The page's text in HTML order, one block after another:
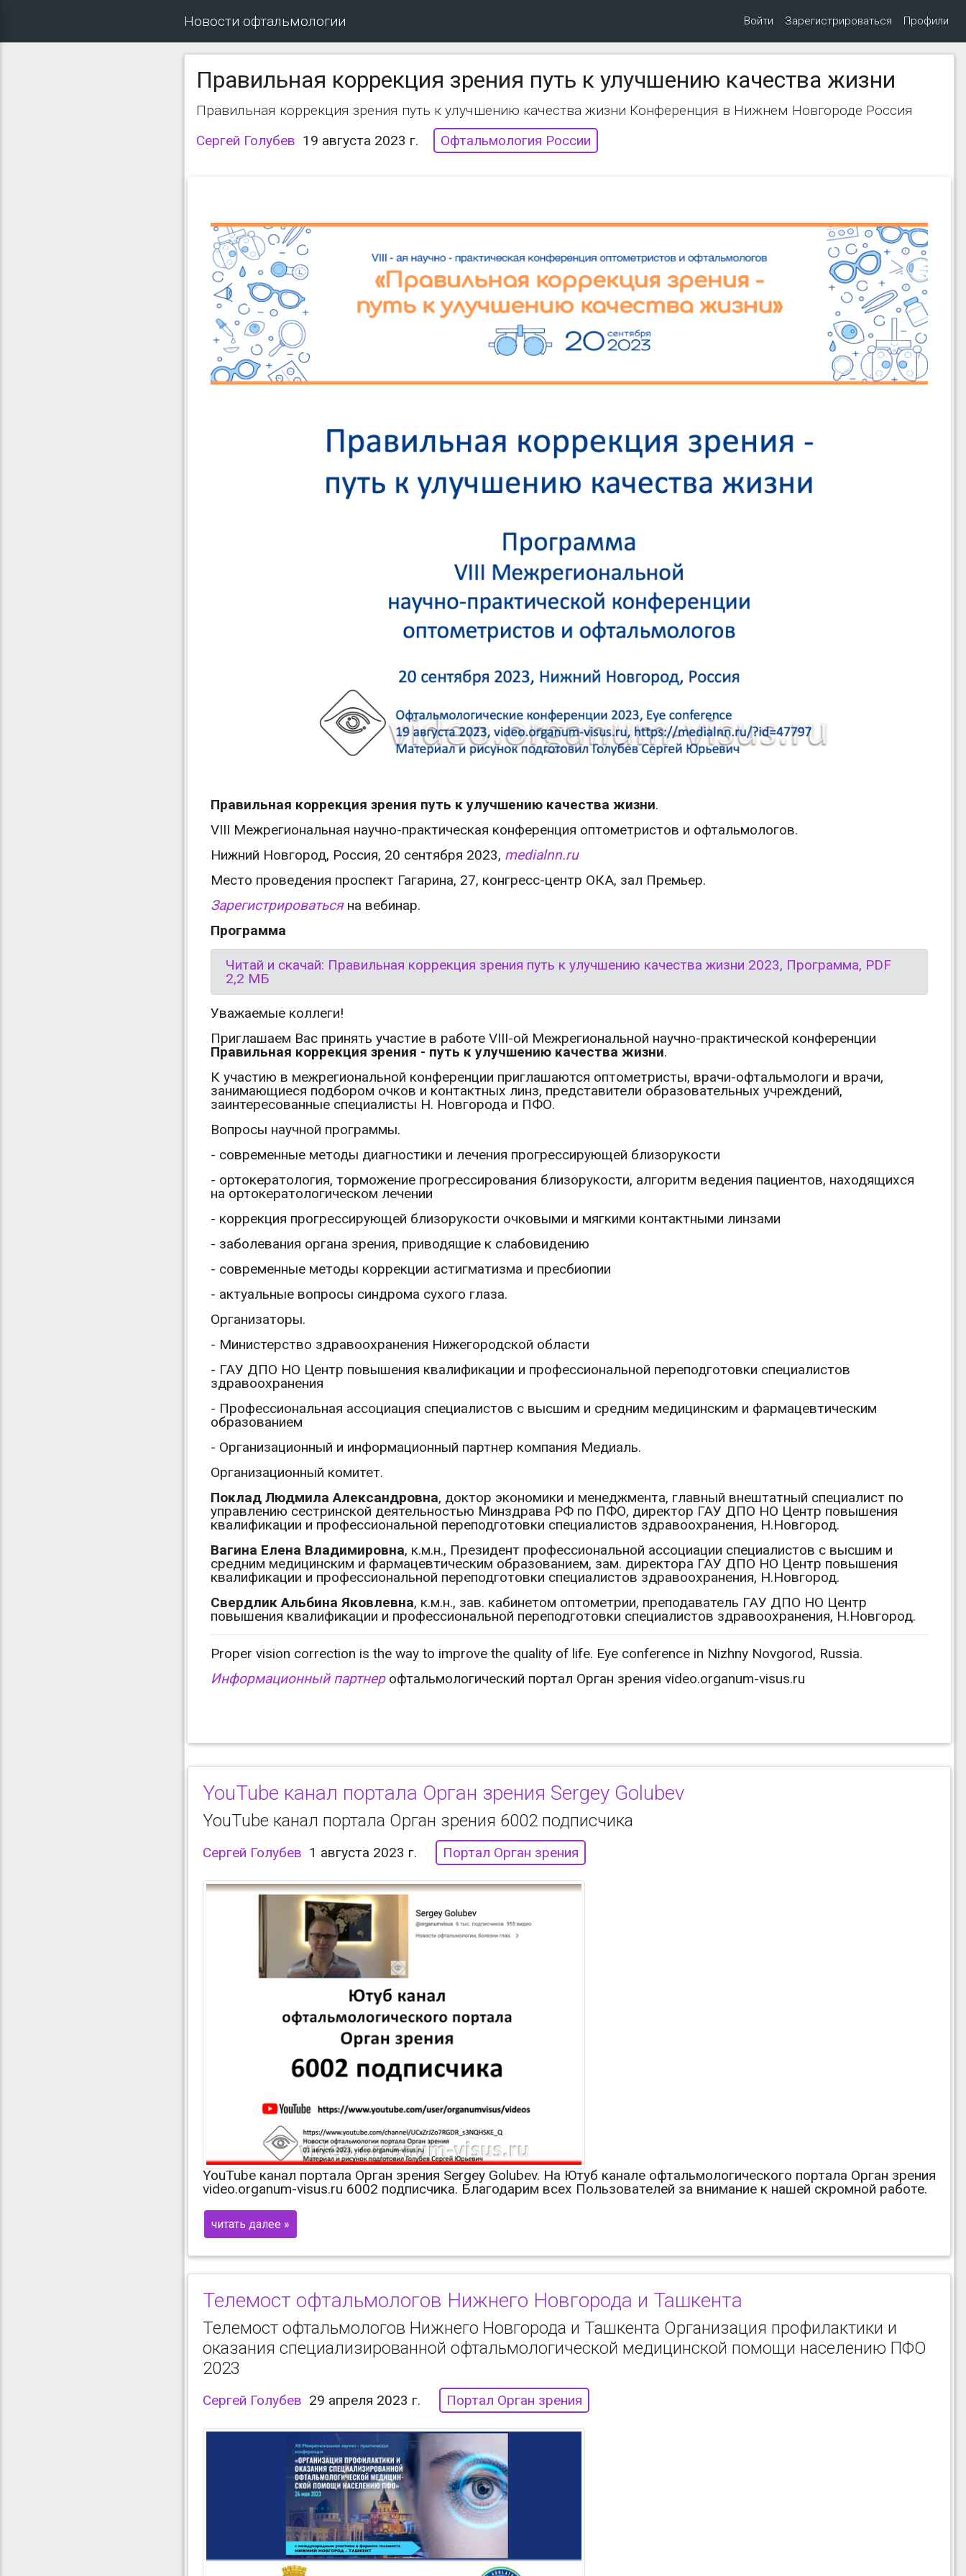
Новости офтальмологии Войти Зарегистрироваться Профили
Правильная коррекция зрения путь к улучшению качества жизни
Правильная коррекция зрения путь к улучшению качества жизни Конференция в Нижнем Новгороде Россия
Сергей Голубев 19 августа 2023 г. Офтальмология России
Правильная коррекция зрения путь к улучшению качества жизни.
VIII Межрегиональная научно-практическая конференция оптометристов и офтальмологов.
Нижний Новгород, Россия, 20 сентября 2023, medialnn.ru
Место проведения проспект Гагарина, 27, конгресс-центр ОКА, зал Премьер.
Зарегистрироватьсяна вебинар.
Программа
Читай и скачай: Правильная коррекция зрения путь к улучшению качества жизни 2023, Программа, PDF
2,2 МБ
Уважаемые коллеги!
Приглашаем Вас принять участие в работе VIII-ой Межрегиональной научно-практической конференции
Правильная коррекция зрения - путь к улучшению качества жизни.
К участию в межрегиональной конференции приглашаются оптометристы, врачи-офтальмологи и врачи,
занимающиеся подбором очков и контактных линз, представители образовательных учреждений,
заинтересованные специалисты Н. Новгорода и ПФО.
Вопросы научной программы.
- современные методы диагностики и лечения прогрессирующей близорукости
- ортокератология, торможение прогрессирования близорукости, алгоритм ведения пациентов, находящихся
на ортокератологическом лечении
- коррекция прогрессирующей близорукости очковыми и мягкими контактными линзами
- заболевания органа зрения, приводящие к слабовидению
- современные методы коррекции астигматизма и пресбиопии
- актуальные вопросы синдрома сухого глаза.
Организаторы.
- Министерство здравоохранения Нижегородской области
- ГАУ ДПО НО Центр повышения квалификации и профессиональной переподготовки специалистов
здравоохранения
- Профессиональная ассоциация специалистов с высшим и средним медицинским и фармацевтическим
образованием
- Организационный и информационный партнер компания Медиаль.
Организационный комитет.
Поклад Людмила Александровна, доктор экономики и менеджмента, главный внештатный специалист по
управлению сестринской деятельностью Минздрава РФ по ПФО, директор ГАУ ДПО НО Центр повышения
квалификации и профессиональной переподготовки специалистов здравоохранения, Н.Новгород.
Вагина Елена Владимировна, к.м.н., Президент профессиональной ассоциации специалистов с высшим и
средним медицинским и фармацевтическим образованием, зам. директора ГАУ ДПО НО Центр повышения
квалификации и профессиональной переподготовки специалистов здравоохранения, Н.Новгород.
Свердлик Альбина Яковлевна, к.м.н., зав. кабинетом оптометрии, преподаватель ГАУ ДПО НО Центр
повышения квалификации и профессиональной переподготовки специалистов здравоохранения, Н.Новгород.
Proper vision correction is the way to improve the quality of life. Eye conference in Nizhny Novgorod, Russia.
Информационный партнерофтальмологический портал Орган зрения video.organum-visus.ru
YouTube канал портала Орган зрения Sergey Golubev
YouTube канал портала Орган зрения 6002 подписчика
Сергей Голубев 1 августа 2023 г. Портал Орган зрения
YouTube канал портала Орган зрения Sergey Golubev. На Ютуб канале офтальмологического портала Орган зрения
video.organum-visus.ru 6002 подписчика. Благодарим всех Пользователей за внимание к нашей скромной работе.
читать далее »
Телемост офтальмологов Нижнего Новгорода и Ташкента
Телемост офтальмологов Нижнего Новгорода и Ташкента Организация профилактики и
оказания специализированной офтальмологической медицинской помощи населению ПФО
2023
Сергей Голубев 29 апреля 2023 г. Портал Орган зрения